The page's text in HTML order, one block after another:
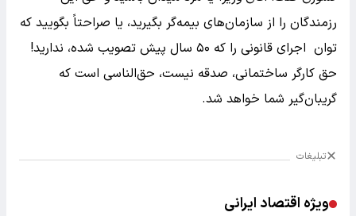
رزمندگان را از سازمان‌های بیمه‌گر بگیرید، یا صراحتاً بگویید که
توان اجرای قانونی را که ۵۰ سال پیش تصویب شده، ندارید!
حق کارگر ساختمانی، صدقه نیست، حق‌الناسی است که
گریبان‌گیر شما خواهد شد.
تبلیغات
ویژه اقتصاد ایرانی